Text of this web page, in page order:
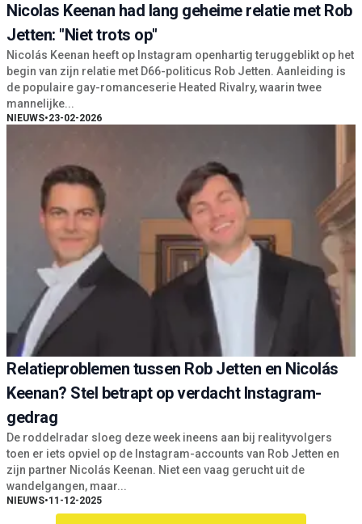
Nicolas Keenan had lang geheime relatie met Rob
Jetten: "Niet trots op"
Nicolás Keenan heeft op Instagram openhartig teruggeblikt op het
begin van zijn relatie met D66-politicus Rob Jetten. Aanleiding is
de populaire gay-romanceserie Heated Rivalry, waarin twee
mannelijke...
NIEUWS•23-02-2026
Relatieproblemen tussen Rob Jetten en Nicolás
Keenan? Stel betrapt op verdacht Instagram-
gedrag
De roddelradar sloeg deze week ineens aan bij realityvolgers
toen er iets opviel op de Instagram-accounts van Rob Jetten en
zijn partner Nicolás Keenan. Niet een vaag gerucht uit de
wandelgangen, maar...
NIEUWS•11-12-2025